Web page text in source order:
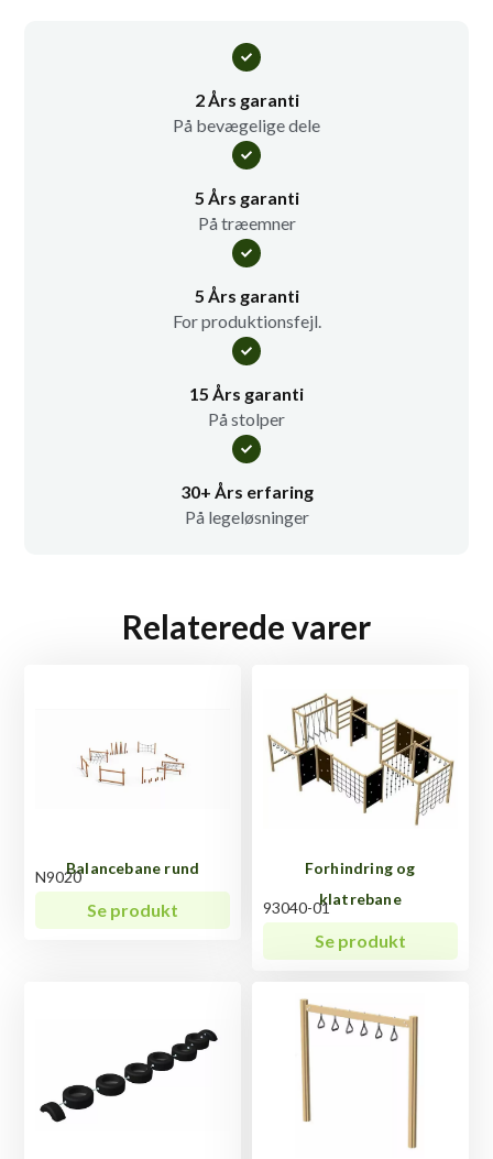
2 Års garanti
På bevægelige dele
5 Års garanti
På træemner
5 Års garanti
For produktionsfejl.
15 Års garanti
På stolper
30+ Års erfaring
På legeløsninger
Relaterede varer
Balancebane rund
N9020
Se produkt
Forhindring og
klatrebane
93040-01
Se produkt